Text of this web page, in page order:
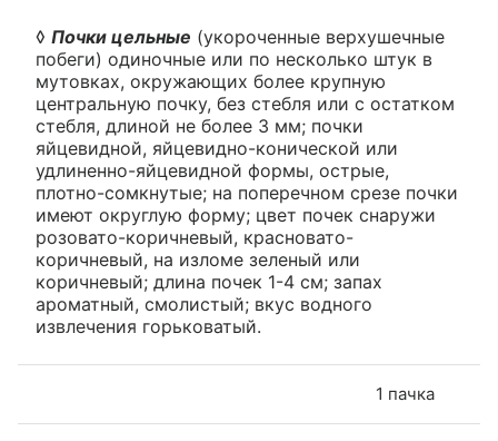
◊ Почки цельные (укороченные верхушечные
побеги) одиночные или по несколько штук в
мутовках, окружающих более крупную
центральную почку, без стебля или с остатком
стебля, длиной не более 3 мм; почки
яйцевидной, яйцевидно-конической или
удлиненно-яйцевидной формы, острые,
плотно-сомкнутые; на поперечном срезе почки
имеют округлую форму; цвет почек снаружи
розовато-коричневый, красновато-
коричневый, на изломе зеленый или
коричневый; длина почек 1-4 см; запах
ароматный, смолистый; вкус водного
извлечения горьковатый.
1 пачка